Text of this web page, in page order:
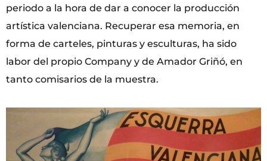
periodo a la hora de dar a conocer la producción
artística valenciana. Recuperar esa memoria, en
forma de carteles, pinturas y esculturas, ha sido
labor del propio Company y de Amador Griñó, en
tanto comisarios de la muestra.